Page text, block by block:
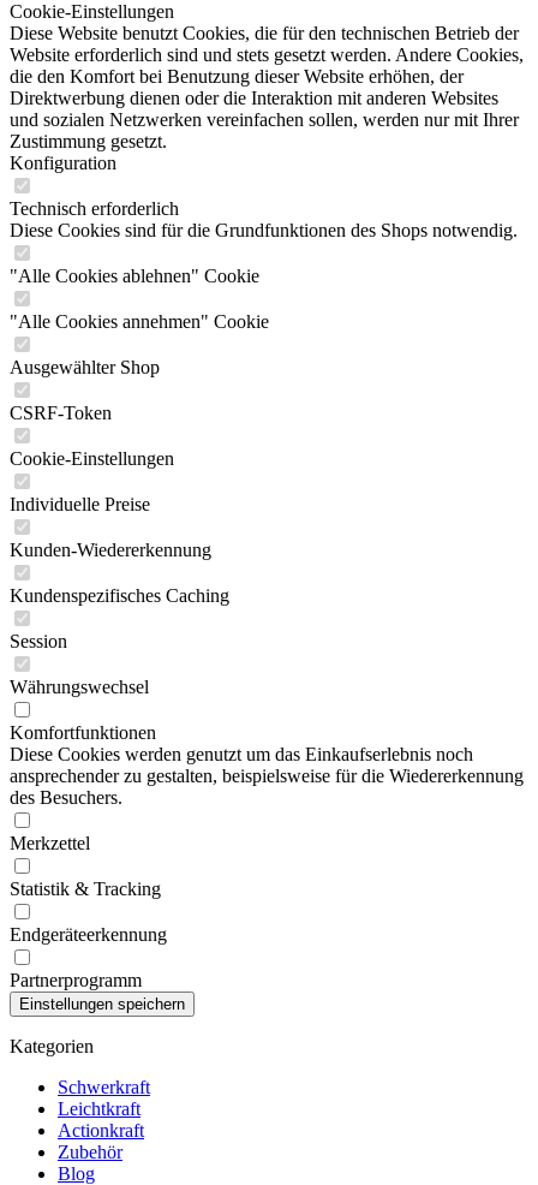
Cookie-Einstellungen
Diese Website benutzt Cookies, die für den technischen Betrieb der
Website erforderlich sind und stets gesetzt werden. Andere Cookies,
die den Komfort bei Benutzung dieser Website erhöhen, der
Direktwerbung dienen oder die Interaktion mit anderen Websites
und sozialen Netzwerken vereinfachen sollen, werden nur mit Ihrer
Zustimmung gesetzt.
Konfiguration
Technisch erforderlich
Diese Cookies sind für die Grundfunktionen des Shops notwendig.
"Alle Cookies ablehnen" Cookie
"Alle Cookies annehmen" Cookie
Ausgewählter Shop
CSRF-Token
Cookie-Einstellungen
Individuelle Preise
Kunden-Wiedererkennung
Kundenspezifisches Caching
Session
Währungswechsel
Komfortfunktionen
Diese Cookies werden genutzt um das Einkaufserlebnis noch
ansprechender zu gestalten, beispielsweise für die Wiedererkennung
des Besuchers.
Merkzettel
Statistik & Tracking
Endgeräteerkennung
Partnerprogramm
Kategorien
Schwerkraft
Leichtkraft
Actionkraft
Zubehör
Blog